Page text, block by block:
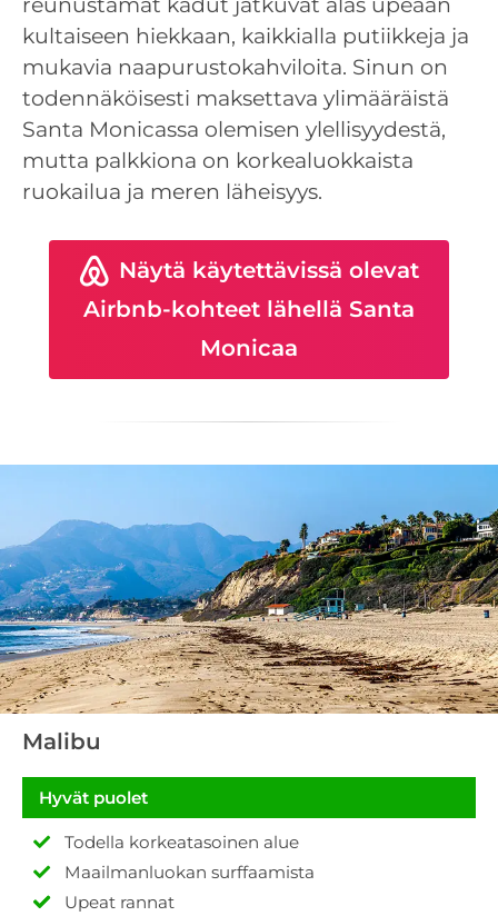
reunustamat kadut jatkuvat alas upeaan
kultaiseen hiekkaan, kaikkialla putiikkeja ja
mukavia naapurustokahviloita. Sinun on
todennäköisesti maksettava ylimääräistä
Santa Monicassa olemisen ylellisyydestä,
mutta palkkiona on korkealuokkaista
ruokailua ja meren läheisyys.
Näytä käytettävissä olevat
Airbnb-kohteet lähellä Santa
Monicaa
Malibu
Hyvät puolet
Todella korkeatasoinen alue
Maailmanluokan surffaamista
Upeat rannat